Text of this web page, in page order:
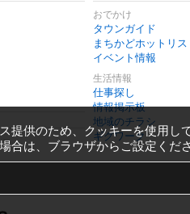
おでかけ
タウンガイド
まちかどホットリス
イベント情報
生活情報
仕事探し
情報掲示板
地域のチラシ
ギグワーク
提供のため、クッキーを使用し
合は、ブラウザからご設定くださ